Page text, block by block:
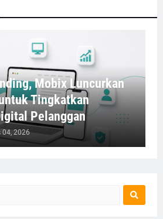
Mobix Luncurkan
Tingkatkan
Pelanggan
04, 2026